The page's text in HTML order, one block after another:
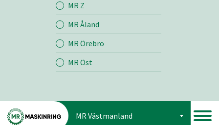
MR Z
MR Åland
MR Örebro
MR Öst
MR Västmanland